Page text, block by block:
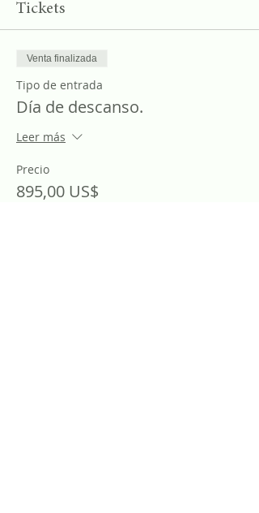
Tickets
Venta finalizada
Tipo de entrada
Día de descanso.
Leer más
Precio
895,00 US$